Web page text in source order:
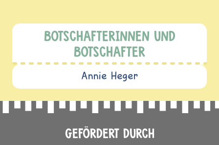
BOTSCHAFTERINNEN UND
BOTSCHAFTER
Annie Heger
GEFÖRDERT DURCH